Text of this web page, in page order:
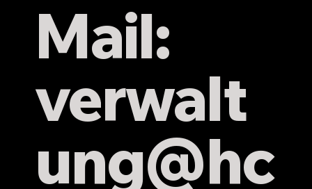
Mail:
verwalt
ung@hc